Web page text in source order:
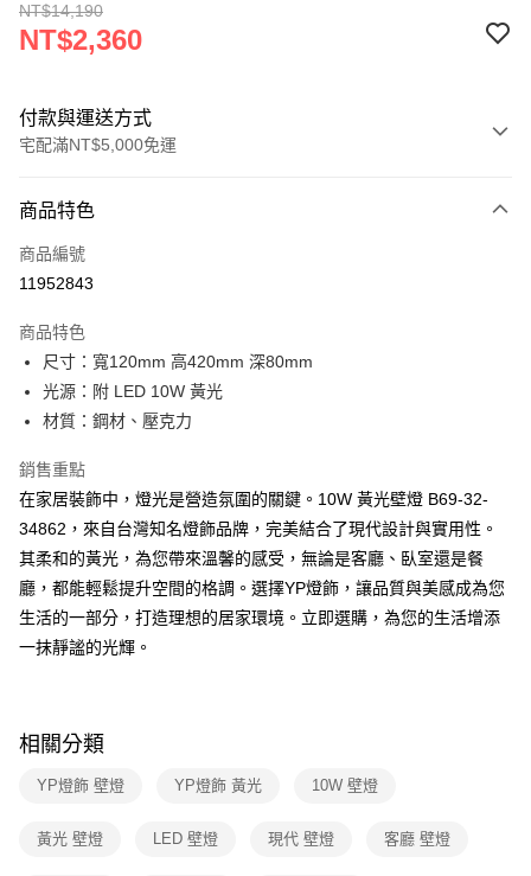
NT$14,190
NT$2,360
付款與運送方式
宅配滿NT$5,000免運
信用卡一次付款
LINE Pay
街口支付
悠遊付
全盈+PAY
AFTEE先享後付
相關說明
【關於「AFTEE先享後付」】
AFTEE先享後付是「在收到商品之後才付款」的支付方式。 讓您購物簡單
便利好安心！
１．簡單：不需註冊會員、不需綁卡、不需儲值。
【「AFTEE先享後付」結帳流程】
１．於結帳方式選擇「AFTEE先享後付」後，將跳轉至「AFTEE先享後付」
結帳頁面，進行簡訊認證並確認金額後，即可完成結帳。
ATM／網路銀行／等多元方式進行付款，方視為交易完成。
每筆NT$180，滿NT$5,000(含以上)免運費
商品特色
商品編號
11952843
商品特色
尺寸：寬120mm 高420mm 深80mm
光源：附 LED 10W 黃光
材質：鋼材、壓克力
銷售重點
在家居裝飾中，燈光是營造氛圍的關鍵。10W 黃光壁燈 B69-32-
34862，來自台灣知名燈飾品牌，完美結合了現代設計與實用性。
其柔和的黃光，為您帶來溫馨的感受，無論是客廳、臥室還是餐
廳，都能輕鬆提升空間的格調。選擇YP燈飾，讓品質與美感成為您
生活的一部分，打造理想的居家環境。立即選購，為您的生活增添
一抹靜謐的光輝。
相關分類
YP燈飾 壁燈 YP燈飾 黃光 10W 壁燈
黃光 壁燈 LED 壁燈 現代 壁燈 客廳 壁燈